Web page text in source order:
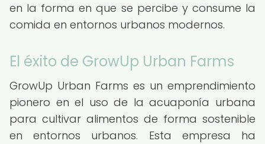
en la forma en que se percibe y consume la
comida en entornos urbanos modernos.
El éxito de GrowUp Urban Farms
GrowUp Urban Farms es un emprendimiento
pionero en el uso de la acuaponía urbana
para cultivar alimentos de forma sostenible
en entornos urbanos. Esta empresa ha